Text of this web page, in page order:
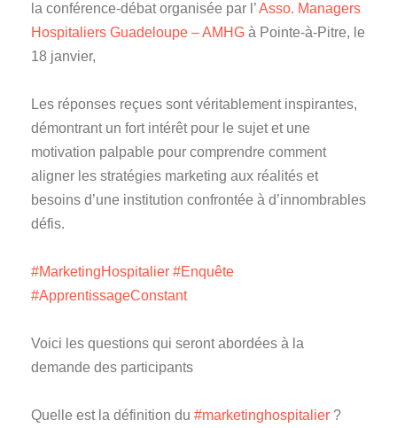
la conférence-débat organisée par l’Asso. Managers
Hospitaliers Guadeloupe – AMHG à Pointe-à-Pitre, le
18 janvier,
Les réponses reçues sont véritablement inspirantes,
démontrant un fort intérêt pour le sujet et une
motivation palpable pour comprendre comment
aligner les stratégies marketing aux réalités et
besoins d’une institution confrontée à d’innombrables
défis.
#MarketingHospitalier #Enquête
#ApprentissageConstant
Voici les questions qui seront abordées à la
demande des participants
Quelle est la définition du #marketinghospitalier ?